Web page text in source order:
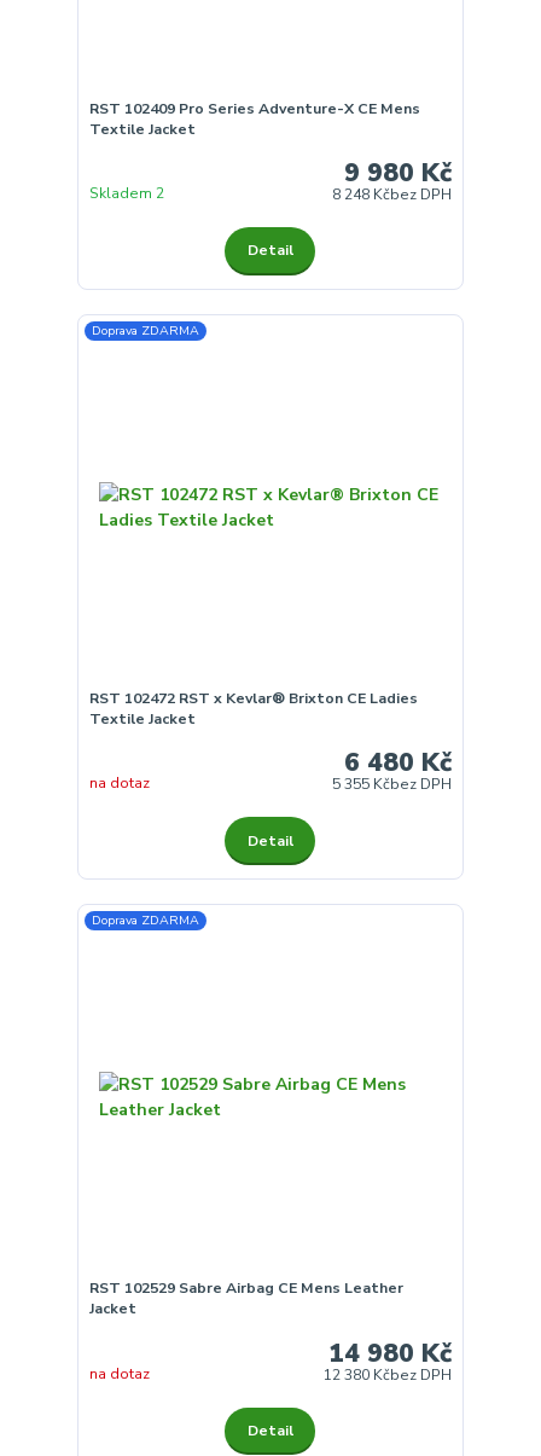
RST 102409 Pro Series Adventure-X CE Mens
Textile Jacket
9 980 Kč
8 248 Kčbez DPH
Skladem 2
Detail
Doprava ZDARMA
RST 102472 RST x Kevlar® Brixton CE Ladies
Textile Jacket
6 480 Kč
5 355 Kčbez DPH
na dotaz
Detail
Doprava ZDARMA
RST 102529 Sabre Airbag CE Mens Leather
Jacket
14 980 Kč
12 380 Kčbez DPH
na dotaz
Detail